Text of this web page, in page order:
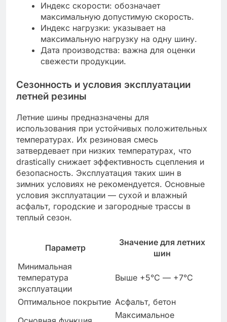
Индекс скорости: обозначает
максимальную допустимую скорость.
Индекс нагрузки: указывает на
максимальную нагрузку на одну шину.
Дата производства: важна для оценки
свежести продукции.
Сезонность и условия эксплуатации
летней резины
Летние шины предназначены для
использования при устойчивых положительных
температурах. Их резиновая смесь
затвердевает при низких температурах, что
drastically снижает эффективность сцепления и
безопасность. Эксплуатация таких шин в
зимних условиях не рекомендуется. Основные
условия эксплуатации — сухой и влажный
асфальт, городские и загородные трассы в
теплый сезон.
Параметр
Значение для летних
шин
Минимальная
температура
эксплуатации
Выше +5°C — +7°C
Оптимальное покрытие Асфальт, бетон
Максимальное